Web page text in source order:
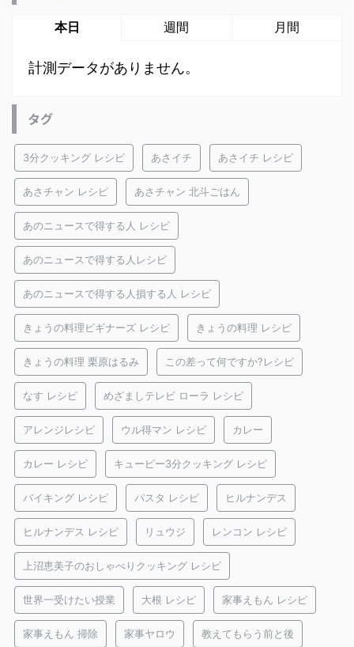
本日 週間 月間
計測データがありません。
タグ
3分クッキング レシピ あさイチ あさイチ レシピ
あさチャン レシピ あさチャン 北斗ごはん
あのニュースで得する人 レシピ
あのニュースで得する人レシピ
あのニュースで得する人損する人 レシピ
きょうの料理ビギナーズ レシピ きょうの料理 レシピ
きょうの料理 栗原はるみ この差って何ですか?レシピ
なす レシピ めざましテレビ ローラ レシピ
アレンジレシピ ウル得マン レシピ カレー
カレー レシピ キューピー3分クッキング レシピ
バイキング レシピ パスタ レシピ ヒルナンデス
ヒルナンデス レシピ リュウジ レンコン レシピ
上沼恵美子のおしゃべりクッキング レシピ
世界一受けたい授業 大根 レシピ 家事えもん レシピ
家事えもん 掃除 家事ヤロウ 教えてもらう前と後